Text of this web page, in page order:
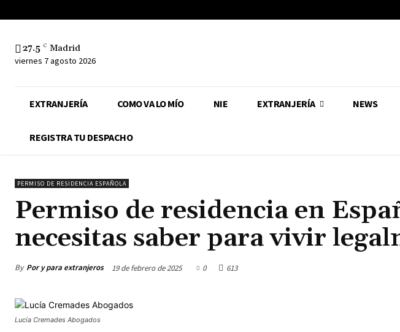
27.5 C Madrid
viernes 7 agosto 2026
EXTRANJERÍA COMO VA LO MÍO NIE EXTRANJERÍA NEWS
REGISTRA TU DESPACHO
PERMISO DE RESIDENCIA ESPAÑOLA
Permiso de residencia en
necesitas saber para vivir
By Por y para extranjeros 19 de febrero de 2025 0 613
Lucía Cremades Abogados